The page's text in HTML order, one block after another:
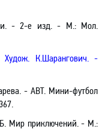
- 2-е изд. - М.: Мол.
Худож. К.Шарангович. -
. - АВТ. Мини-футбол
Мир приключений.- М.: